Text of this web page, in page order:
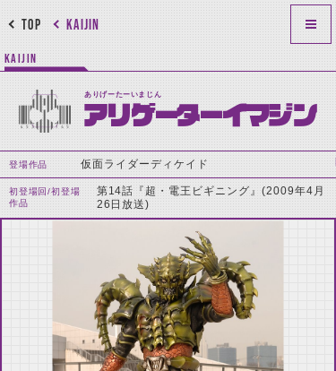
KAIJIN
TOP
KAIJIN
ありげーたーいまじん
アリゲーターイマジン
登場作品 仮面ライダーディケイド
初登場回/初登場
作品
第14話『超・電王ビギニング』(2009年4月
26日放送)